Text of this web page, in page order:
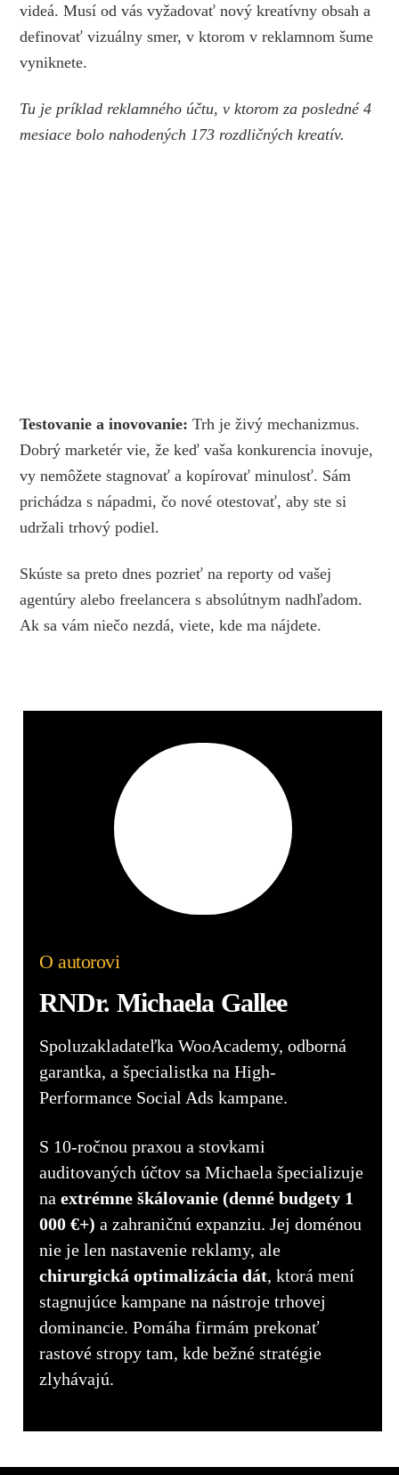
videá. Musí od vás vyžadovať nový kreatívny obsah a
definovať vizuálny smer, v ktorom v reklamnom šume
vyniknete.
Tu je príklad reklamného účtu, v ktorom za posledné 4
mesiace bolo nahodených 173 rozdličných kreatív.
Testovanie a inovovanie: Trh je živý mechanizmus.
Dobrý marketér vie, že keď vaša konkurencia inovuje,
vy nemôžete stagnovať a kopírovať minulosť. Sám
prichádza s nápadmi, čo nové otestovať, aby ste si
udržali trhový podiel.
Skúste sa preto dnes pozrieť na reporty od vašej
agentúry alebo freelancera s absolútnym nadhľadom.
Ak sa vám niečo nezdá, viete, kde ma nájdete.
O autorovi
RNDr. Michaela Gallee
Spoluzakladateľka WooAcademy, odborná
garantka, a špecialistka na High-
Performance Social Ads kampane.
S 10-ročnou praxou a stovkami
auditovaných účtov sa Michaela špecializuje
na extrémne škálovanie (denné budgety 1
000 €+) a zahraničnú expanziu. Jej doménou
nie je len nastavenie reklamy, ale
chirurgická optimalizácia dát, ktorá mení
stagnujúce kampane na nástroje trhovej
dominancie. Pomáha firmám prekonať
rastové stropy tam, kde bežné stratégie
zlyhávajú.